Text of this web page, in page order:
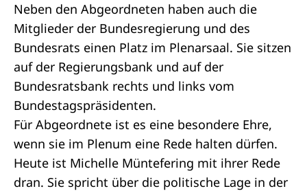
Neben den Abgeordneten haben auch die
Mitglieder der Bundesregierung und des
Bundesrats einen Platz im Plenarsaal. Sie sitzen
auf der Regierungsbank und auf der
Bundesratsbank rechts und links vom
Bundestagspräsidenten.
Für Abgeordnete ist es eine besondere Ehre,
wenn sie im Plenum eine Rede halten dürfen.
Heute ist Michelle Müntefering mit ihrer Rede
dran. Sie spricht über die politische Lage in der